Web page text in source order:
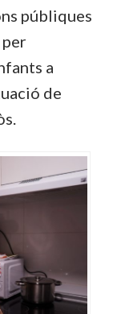
públiques
a
de